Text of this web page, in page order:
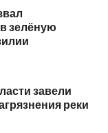
зелёную
завели
реки